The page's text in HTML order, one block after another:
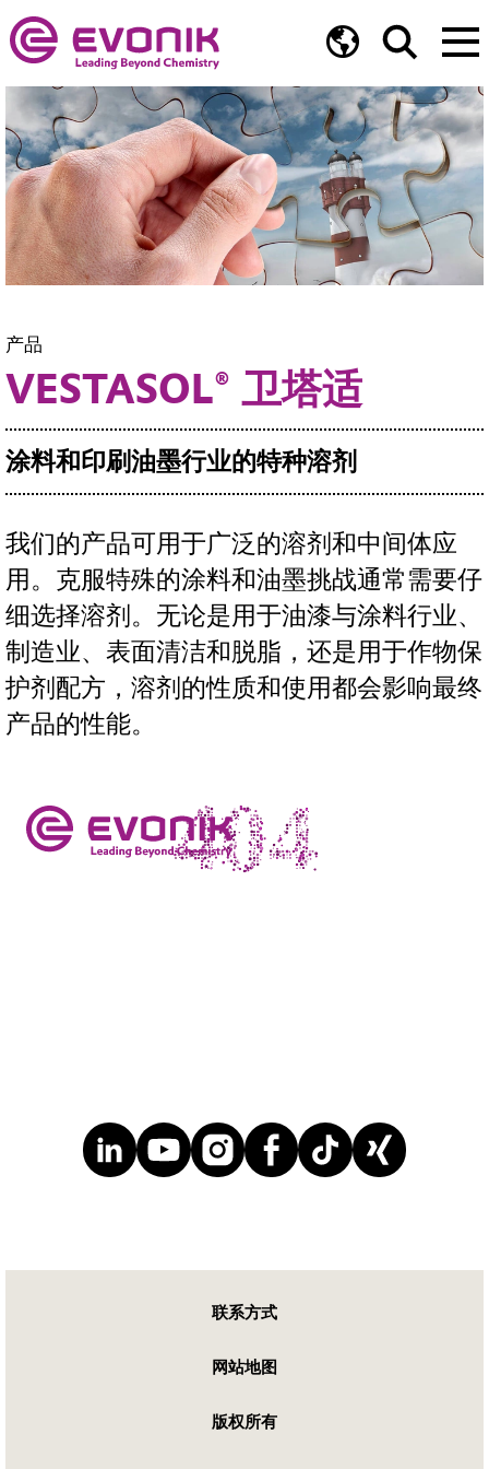
产品
VESTASOL® 卫塔适
涂料和印刷油墨行业的特种溶剂
我们的产品可用于广泛的溶剂和中间体应
用。克服特殊的涂料和油墨挑战通常需要仔
细选择溶剂。无论是用于油漆与涂料行业、
制造业、表面清洁和脱脂，还是用于作物保
护剂配方，溶剂的性质和使用都会影响最终
产品的性能。
联系方式
网站地图
版权所有